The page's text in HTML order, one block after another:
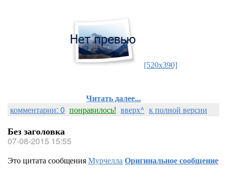
[520x390]
Читать далее...
комментарии: 0 понравилось! вверх^ к полной версии
Без заголовка
07-08-2015 15:55
Это цитата сообщенияМурчеллаОригинальное сообщение